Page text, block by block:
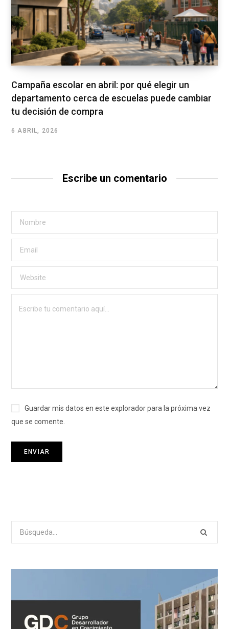
Campaña escolar en abril: por qué elegir un
departamento cerca de escuelas puede cambiar
tu decisión de compra
6 ABRIL, 2026
Escribe un comentario
Guardar mis datos en este explorador para la próxima vez
que se comente.